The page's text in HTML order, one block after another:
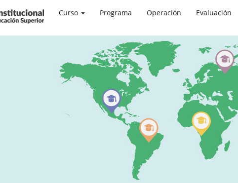
Curso Programa Operación Evaluación